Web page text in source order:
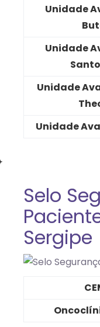
Unidade
Unidade
Unidade
Unidade
Selo
Sergipe